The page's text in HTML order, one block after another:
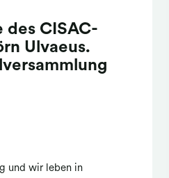
des CISAC-
Ulvaeus.
und wir leben in